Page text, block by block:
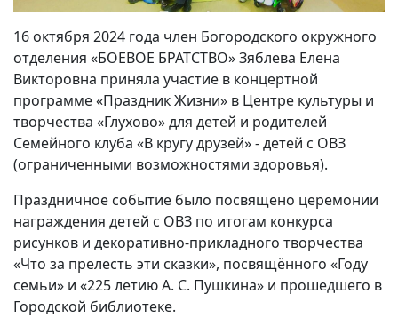
16 октября 2024 года член Богородского окружного
отделения «БОЕВОЕ БРАТСТВО» Зяблева Елена
Викторовна приняла участие в концертной
программе «Праздник Жизни» в Центре культуры и
творчества «Глухово» для детей и родителей
Семейного клуба «В кругу друзей» - детей с ОВЗ
(ограниченными возможностями здоровья).
Праздничное событие было посвящено церемонии
награждения детей с ОВЗ по итогам конкурса
рисунков и декоративно-прикладного творчества
«Что за прелесть эти сказки», посвящённого «Году
семьи» и «225 летию А. С. Пушкина» и прошедшего в
Городской библиотеке.